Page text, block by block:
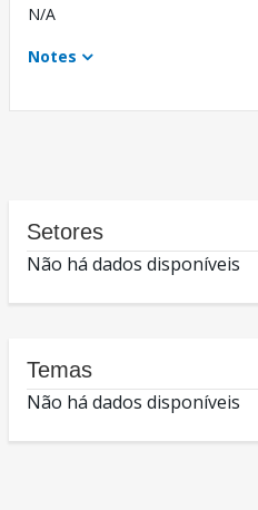
N/A
Notes
Setores
Não há dados disponíveis
Temas
Não há dados disponíveis